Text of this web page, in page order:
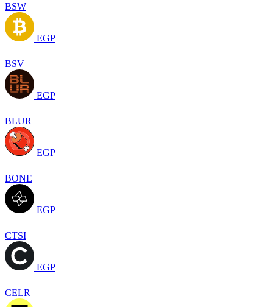
BSW
EGP
BSV
EGP
BLUR
EGP
BONE
EGP
CTSI
EGP
CELR